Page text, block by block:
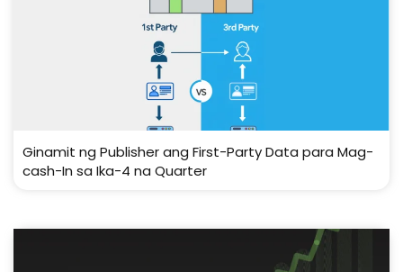
Ginamit ng Publisher ang First-Party Data para Mag-
cash-In sa Ika-4 na Quarter